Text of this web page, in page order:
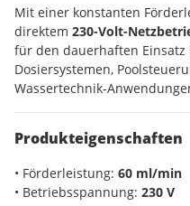
Mit einer konstanten
direktem 230-Volt-
für den dauerhaften
Dosiersystemen,
Wassertechnik-
Produkteigenschaften
• Förderleistung: 60 ml/min
• Betriebsspannung: 230 V